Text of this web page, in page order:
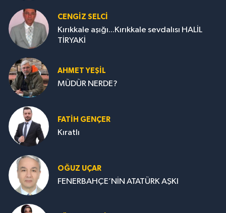
CENGİZ SELCİ
Kırıkkale aşığı...Kırıkkale sevdalısı HALİL
TİRYAKİ
AHMET YEŞİL
MÜDÜR NERDE?
FATIH GENÇER
Kıratlı
OĞUZ UÇAR
FENERBAHÇE’NİN ATATÜRK AŞKI